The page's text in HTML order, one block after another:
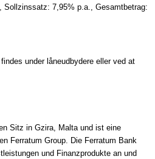
Sollzinssatz: 7,95% p.a., Gesamtbetrag:
under låneudbydere eller ved at
Sitz in Gzira, Malta und ist eine
Ferratum Group. Die Ferratum Bank
und Finanzprodukte an und